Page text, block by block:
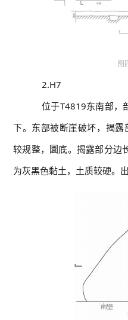
图
2.H7
位于T4819东南部
下。东部被断崖破坏，揭露
较规整，圜底。揭露部分边
为灰黑色黏土，土质较硬。